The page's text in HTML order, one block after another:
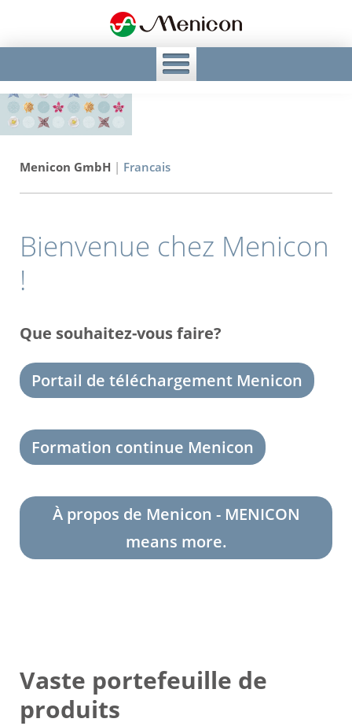
Menicon GmbH | Francais
Bienvenue chez Menicon
!
Que souhaitez-vous faire?
Portail de téléchargement Menicon
Formation continue Menicon
À propos de Menicon - MENICON
means more.
Vaste portefeuille de
produits